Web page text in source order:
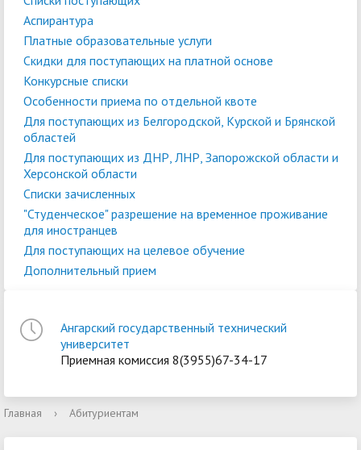
Аспирантура
Платные образовательные услуги
Скидки для поступающих на платной основе
Конкурсные списки
Особенности приема по отдельной квоте
Для поступающих из Белгородской, Курской и Брянской
областей
Для поступающих из ДНР, ЛНР, Запорожской области и
Херсонской области
Списки зачисленных
"Студенческое" разрешение на временное проживание
для иностранцев
Для поступающих на целевое обучение
Дополнительный прием
Ангарский государственный технический
университет
Приемная комиссия 8(3955)67-34-17
Главная › Абитуриентам